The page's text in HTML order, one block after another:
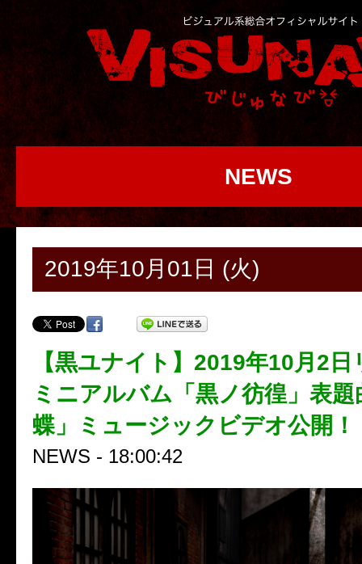
NEWS
2019年10月01日 (火)
【黒ユナイト】2019年10月2
ミニアルバム「黒ノ彷徨」表
蝶」ミュージックビデオ公開！
NEWS - 18:00:42